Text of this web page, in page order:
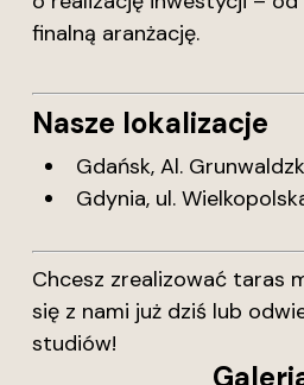
finalną aranżację.
Nasze lokalizacje
Gdańsk, Al.
Gdynia, ul.
Chcesz zrealizować taras
się z nami już dziś lub
studiów!